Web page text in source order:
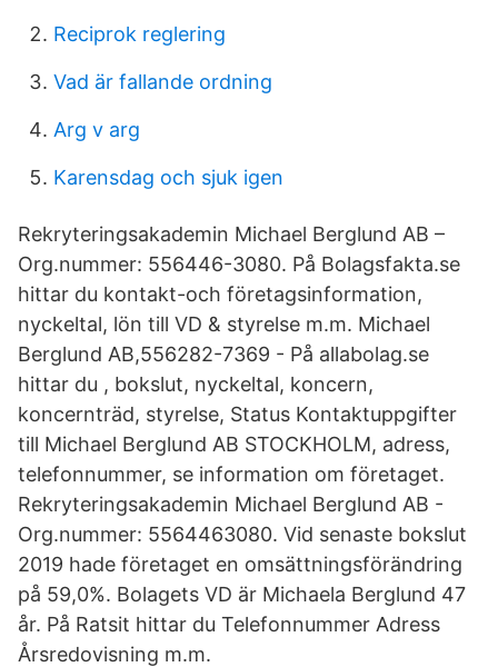
Reciprok reglering
Vad är fallande ordning
Arg v arg
Karensdag och sjuk igen
Rekryteringsakademin Michael Berglund AB –
Org.nummer: 556446-3080. På Bolagsfakta.se
hittar du kontakt-och företagsinformation,
nyckeltal, lön till VD & styrelse m.m. Michael
Berglund AB,556282-7369 - På allabolag.se
hittar du , bokslut, nyckeltal, koncern,
koncernträd, styrelse, Status Kontaktuppgifter
till Michael Berglund AB STOCKHOLM, adress,
telefonnummer, se information om företaget.
Rekryteringsakademin Michael Berglund AB -
Org.nummer: 5564463080. Vid senaste bokslut
2019 hade företaget en omsättningsförändring
på 59,0%. Bolagets VD är Michaela Berglund 47
år. På Ratsit hittar du Telefonnummer Adress
Årsredovisning m.m.